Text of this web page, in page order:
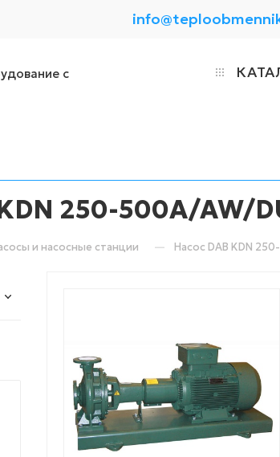
250-500A/AW/
и насосные станции — Насос DAB KDN